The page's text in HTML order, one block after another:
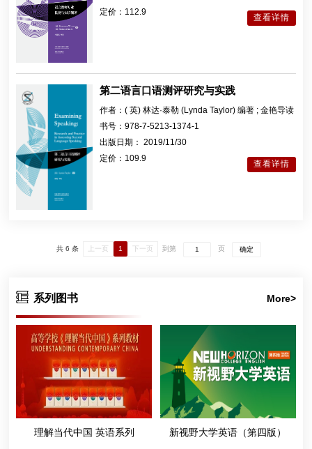
定价： 112.9
查看详情
第二语言口语测评研究与实践
作者：( 英) 林达·泰勒 (Lynda Taylor) 编著 ; 金艳导读
书号：978-7-5213-1374-1
出版日期：
2019/11/30
定价： 109.9
查看详情
共 6 条 上一页 1 下一页 到第 页 确定
系列图书 More>
理解当代中国 英语系列 新视野大学英语（第四版）